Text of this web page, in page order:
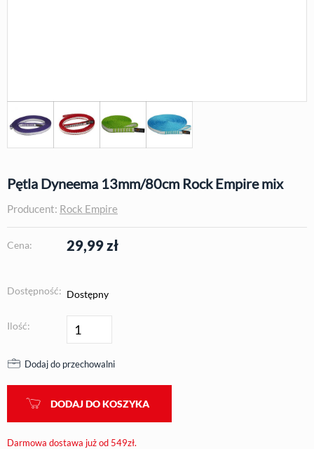
Pętla Dyneema 13mm/80cm Rock Empire mix
Producent: Rock Empire
Cena: 29,99 zł
Dostępność: Dostępny
Ilość:
Dodaj do przechowalni
DODAJ DO KOSZYKA
Darmowa dostawa już od 549zł.